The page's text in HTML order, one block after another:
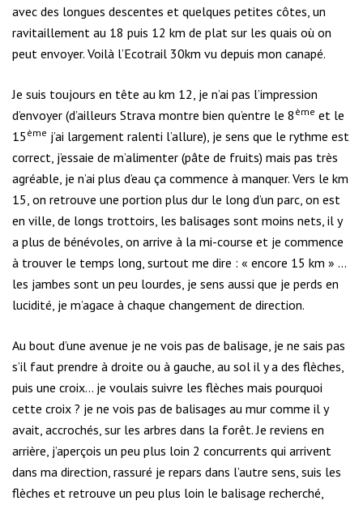
avec des longues descentes et quelques petites côtes, un
ravitaillement au 18 puis 12 km de plat sur les quais où on
peut envoyer. Voilà l’Ecotrail 30km vu depuis mon canapé.
Je suis toujours en tête au km 12, je n’ai pas l’impression
d’envoyer (d’ailleurs Strava montre bien qu’entre le 8 ème et le
15 ème j’ai largement ralenti l’allure), je sens que le rythme est
correct, j’essaie de m’alimenter (pâte de fruits) mais pas très
agréable, je n’ai plus d’eau ça commence à manquer. Vers le km
15, on retrouve une portion plus dur le long d’un parc, on est
en ville, de longs trottoirs, les balisages sont moins nets, il y
a plus de bénévoles, on arrive à la mi-course et je commence
à trouver le temps long, surtout me dire : « encore 15 km » …
les jambes sont un peu lourdes, je sens aussi que je perds en
lucidité, je m’agace à chaque changement de direction.
Au bout d’une avenue je ne vois pas de balisage, je ne sais pas
s’il faut prendre à droite ou à gauche, au sol il y a des flèches,
puis une croix… je voulais suivre les flèches mais pourquoi
cette croix ? je ne vois pas de balisages au mur comme il y
avait, accrochés, sur les arbres dans la forêt. Je reviens en
arrière, j’aperçois un peu plus loin 2 concurrents qui arrivent
dans ma direction, rassuré je repars dans l’autre sens, suis les
flèches et retrouve un peu plus loin le balisage recherché,